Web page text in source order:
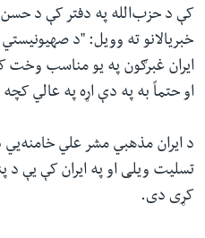
کې د حزب‌الله په دفتر کې د حسن‌
خبریالانو ته وویل:‌ "د
ایران غبرګون په یو مناسب وخت
او حتماً به په دې اړه په عالي
د ایران مذهبي مشر علي
تسلیت ویلی او په ایران کې یې د
کړی دی.